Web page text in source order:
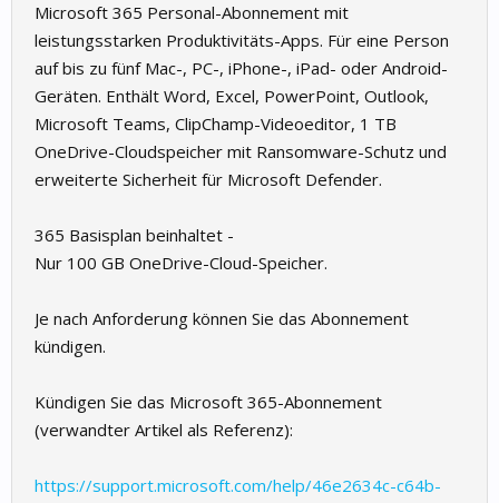
Microsoft 365 Personal-Abonnement mit
leistungsstarken Produktivitäts-Apps. Für eine Person
auf bis zu fünf Mac-, PC-, iPhone-, iPad- oder Android-
Geräten. Enthält Word, Excel, PowerPoint, Outlook,
Microsoft Teams, ClipChamp-Videoeditor, 1 TB
OneDrive-Cloudspeicher mit Ransomware-Schutz und
erweiterte Sicherheit für Microsoft Defender.
365 Basisplan beinhaltet -
Nur 100 GB OneDrive-Cloud-Speicher.
Je nach Anforderung können Sie das Abonnement
kündigen.
Kündigen Sie das Microsoft 365-Abonnement
(verwandter Artikel als Referenz):
https://support.microsoft.com/help/46e2634c-c64b-